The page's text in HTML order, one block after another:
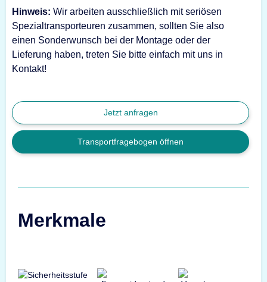
Hinweis: Wir arbeiten ausschließlich mit seriösen
Spezialtransporteuren zusammen, sollten Sie also
einen Sonderwunsch bei der Montage oder der
Lieferung haben, treten Sie bitte einfach mit uns in
Kontakt!
Jetzt anfragen
Transportfragebogen öffnen
Merkmale